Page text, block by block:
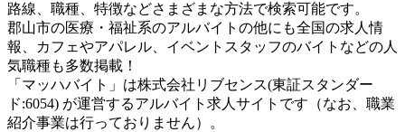
路線、職種、特徴などさまざまな方法で検索可能です。
郡山市の医療・福祉系のアルバイトの他にも全国の求人情
報、カフェやアパレル、イベントスタッフのバイトなどの人
気職種も多数掲載！
「マッハバイト」は株式会社リブセンス(東証スタンダー
ド:6054) が運営するアルバイト求人サイトです（なお、職業
紹介事業は行っておりません）。